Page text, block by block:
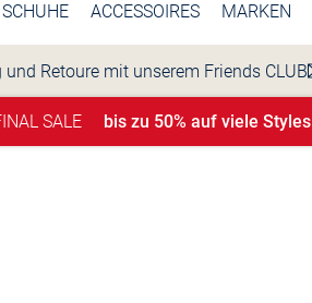
SCHUHE ACCESSOIRES MARKEN
Retoure mit unserem Friends CLUB
SALE bis zu 50% auf viele Styles